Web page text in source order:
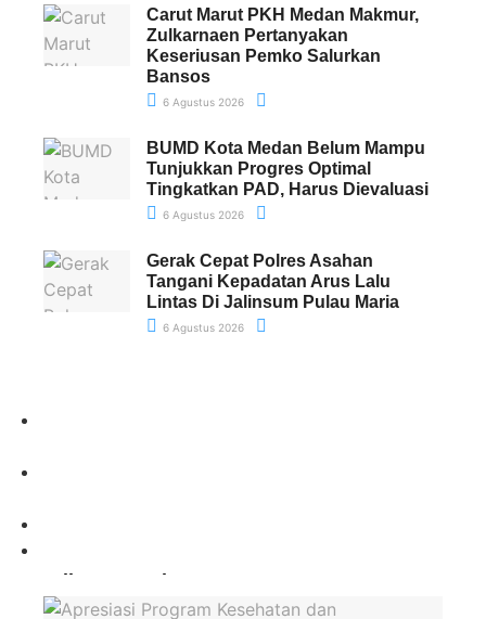
Carut Marut PKH Medan Makmur,
Zulkarnaen Pertanyakan
Keseriusan Pemko Salurkan
Bansos
6 Agustus 2026
BUMD Kota Medan Belum Mampu
Tunjukkan Progres Optimal
Tingkatkan PAD, Harus Dievaluasi
6 Agustus 2026
Gerak Cepat Polres Asahan
Tangani Kepadatan Arus Lalu
Lintas Di Jalinsum Pulau Maria
6 Agustus 2026
Paling Banyak Komentar